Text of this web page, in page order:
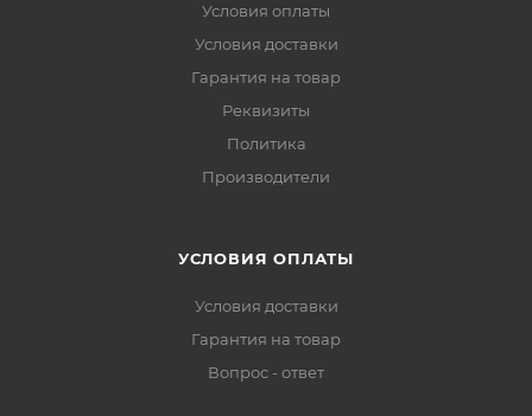
Условия оплаты
Условия доставки
Гарантия на товар
Реквизиты
Политика
Производители
УСЛОВИЯ ОПЛАТЫ
Условия доставки
Гарантия на товар
Вопрос - ответ